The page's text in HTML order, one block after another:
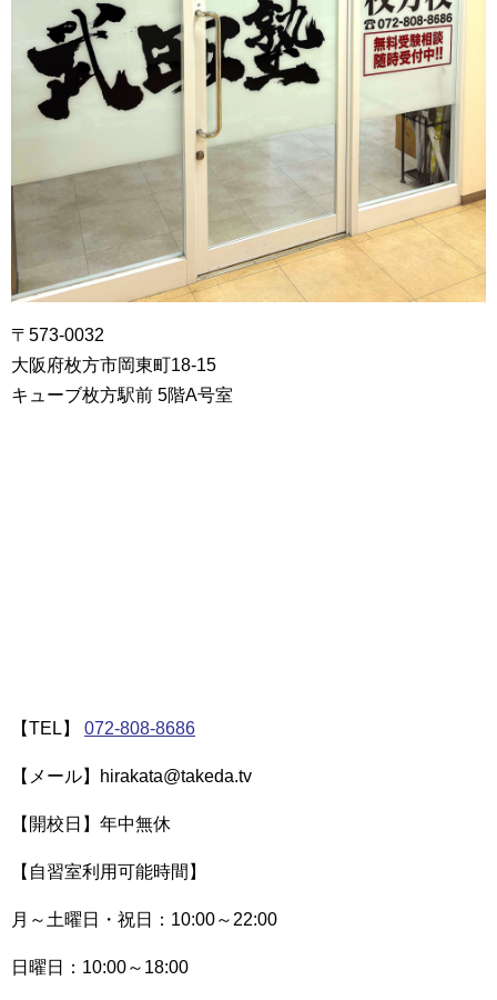
〒573-0032
大阪府枚方市岡東町18-15
キューブ枚方駅前 5階A号室
【TEL】 072-808-8686
【メール】hirakata@takeda.tv
【開校日】年中無休
【自習室利用可能時間】
月～土曜日・祝日：10:00～22:00
日曜日：10:00～18:00